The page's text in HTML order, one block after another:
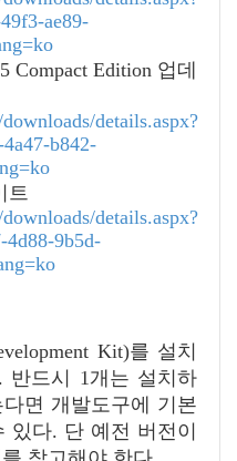
ae89-
Compact Edition 업데
details.aspx?
b842-
트
details.aspx?
4d88-9b5d-
Kit)를 설치
드시 1개는 설치하
면 개발도구에 기본
있다. 단 예전 버전이